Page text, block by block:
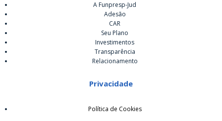
A Funpresp-Jud
Adesão
CAR
Seu Plano
Investimentos
Transparência
Relacionamento
Privacidade
Política de Cookies